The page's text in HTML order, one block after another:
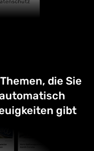
die Sie
gibt